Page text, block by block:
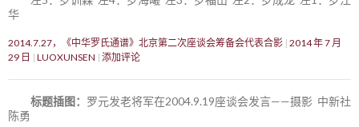
华
2014.7.27，《中华罗氏通谱》北京第二次座谈会筹备会代表合影 2014 年 7 月
29 日
LUOXUNSEN 添加评论
标题插图： 罗元发老将军在2004.9.19座谈会发言——摄影 中新社
陈勇